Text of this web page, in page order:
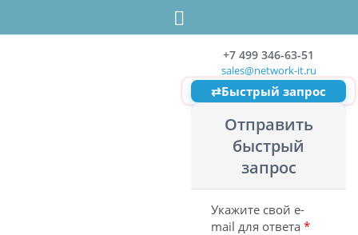
+7 499 346-63-51
sales@network-it.ru
⇄Быстрый запрос
Отправить
быстрый
запрос
Укажите свой e-
mail для ответа *